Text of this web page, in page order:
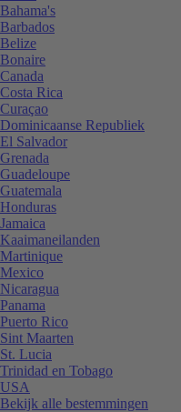
Bahama's
Barbados
Belize
Bonaire
Canada
Costa Rica
Curaçao
Dominicaanse Republiek
El Salvador
Grenada
Guadeloupe
Guatemala
Honduras
Jamaica
Kaaimaneilanden
Martinique
Mexico
Nicaragua
Panama
Puerto Rico
Sint Maarten
St. Lucia
Trinidad en Tobago
USA
Bekijk alle bestemmingen